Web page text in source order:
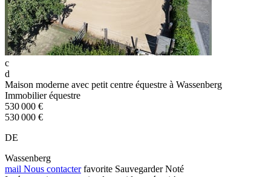
c
d
Maison moderne avec petit centre équestre à Wassenberg
Immobilier équestre
530 000 €
530 000 €
DE
Wassenberg
mail Nous contacter favorite Sauvegarder Noté